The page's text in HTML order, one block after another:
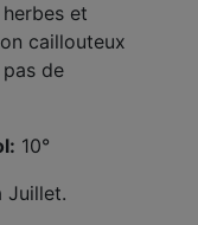
et
caillouteux
de
10°
Juillet.